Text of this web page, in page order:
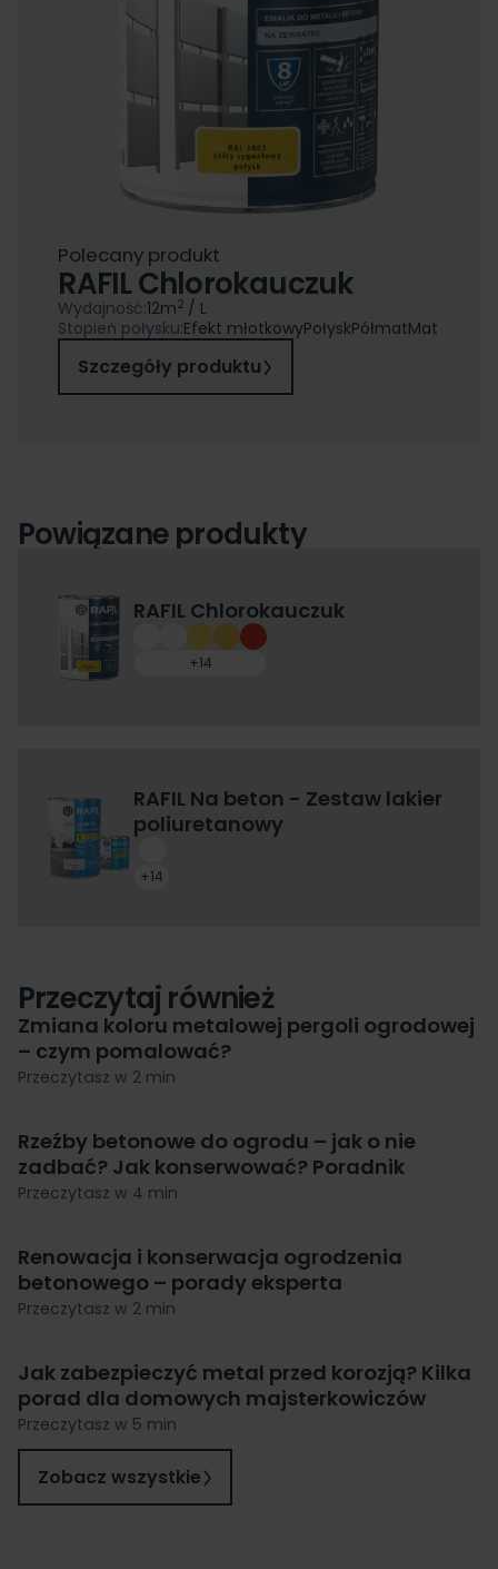
Polecany produkt
RAFIL Chlorokauczuk
Wydajność:12m2 / L
Stopień połysku:Efekt młotkowyPołyskPółmatMat
Szczegóły produktu
Powiązane produkty
RAFIL Chlorokauczuk
+14
RAFIL Na beton - Zestaw lakier
poliuretanowy
+14
Przeczytaj również
Zmiana koloru metalowej pergoli ogrodowej
– czym pomalować?
Przeczytasz w 2 min
Rzeźby betonowe do ogrodu – jak o nie
zadbać? Jak konserwować? Poradnik
Przeczytasz w 4 min
Renowacja i konserwacja ogrodzenia
betonowego – porady eksperta
Przeczytasz w 2 min
Jak zabezpieczyć metal przed korozją? Kilka
porad dla domowych majsterkowiczów
Przeczytasz w 5 min
Zobacz wszystkie